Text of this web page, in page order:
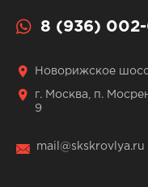
8 (936)
Новорижское
г. Москва, п.
9
mail@skskrovlya.ru